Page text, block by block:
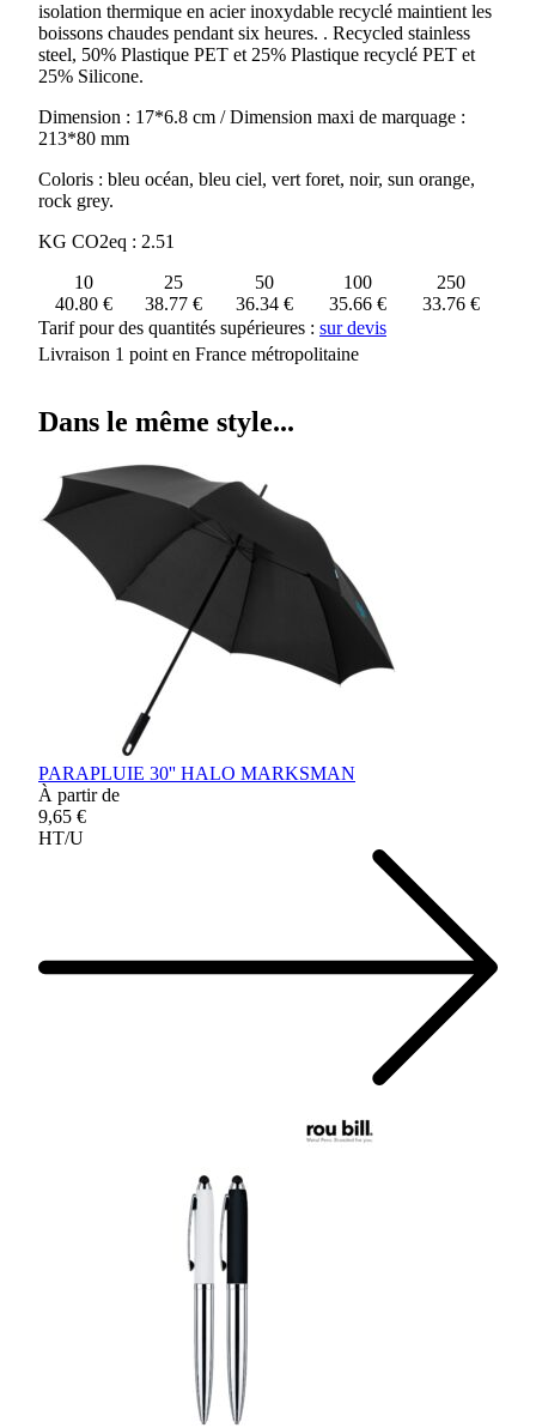
isolation thermique en acier inoxydable recyclé maintient les
boissons chaudes pendant six heures. . Recycled stainless
steel, 50% Plastique PET et 25% Plastique recyclé PET et
25% Silicone.
Dimension : 17*6.8 cm / Dimension maxi de marquage :
213*80 mm
Coloris : bleu océan, bleu ciel, vert foret, noir, sun orange,
rock grey.
KG CO2eq : 2.51
10
25 50 100
250
40.80 €
38.77 € 36.34 € 35.66 €
33.76 €
Tarif pour des quantités supérieures : sur devis
Livraison 1 point en France métropolitaine
Dans le même style...
PARAPLUIE 30'' HALO MARKSMAN
À partir de
9,65 €
HT/U